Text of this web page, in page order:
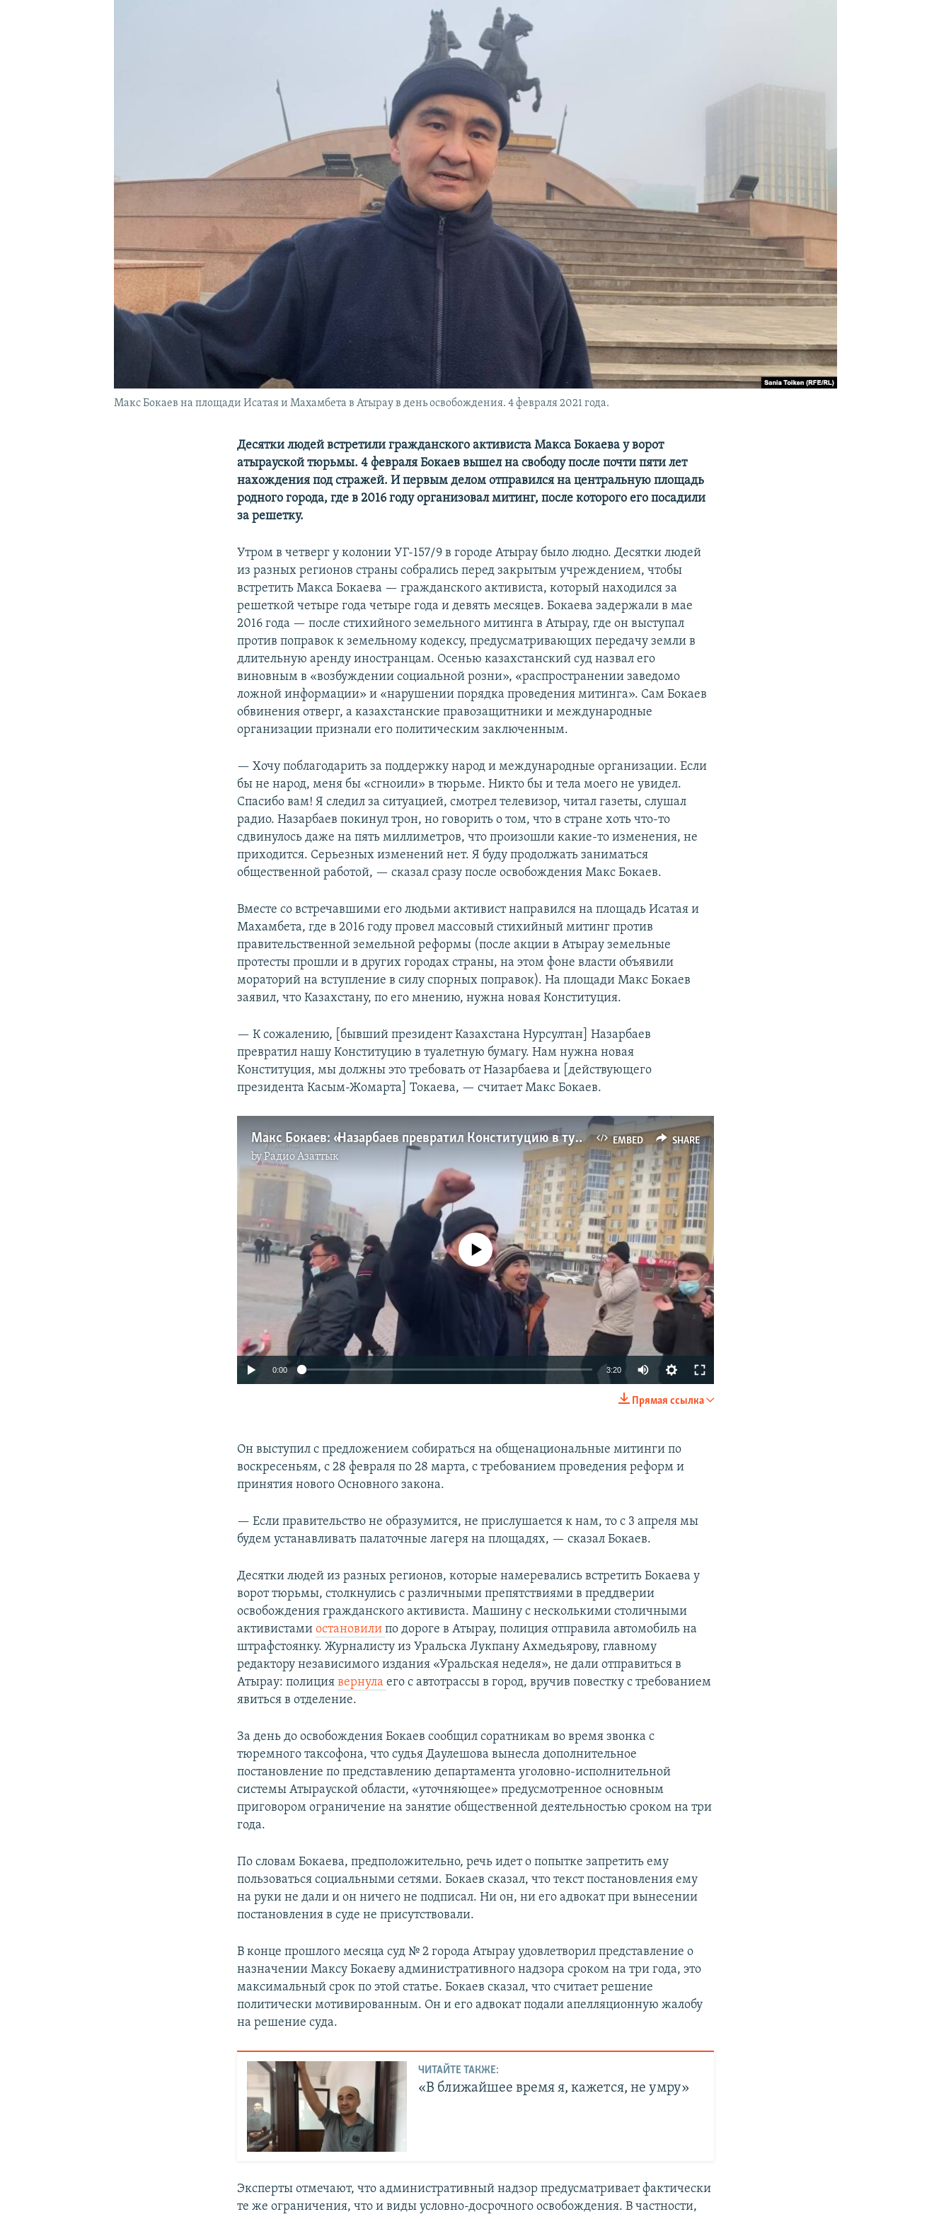
Макс Бокаев на площади Исатая и Махамбета в Атырау в день освобождения. 4 февраля 2021 года.
Десятки людей встретили гражданского активиста Макса Бокаева у ворот
атырауской тюрьмы. 4 февраля Бокаев вышел на свободу после почти пяти лет
нахождения под стражей. И первым делом отправился на центральную площадь
родного города, где в 2016 году организовал митинг, после которого его посадили
за решетку.
Утром в четверг у колонии УГ-157/9 в городе Атырау было людно. Десятки людей
из разных регионов страны собрались перед закрытым учреждением, чтобы
встретить Макса Бокаева — гражданского активиста, который находился за
решеткой четыре года четыре года и девять месяцев. Бокаева задержали в мае
2016 года — после стихийного земельного митинга в Атырау, где он выступал
против поправок к земельному кодексу, предусматривающих передачу земли в
длительную аренду иностранцам. Осенью казахстанский суд назвал его
виновным в «возбуждении социальной розни», «распространении заведомо
ложной информации» и «нарушении порядка проведения митинга». Сам Бокаев
обвинения отверг, а казахстанские правозащитники и международные
организации признали его политическим заключенным.
— Хочу поблагодарить за поддержку народ и международные организации. Если
бы не народ, меня бы «сгноили» в тюрьме. Никто бы и тела моего не увидел.
Спасибо вам! Я следил за ситуацией, смотрел телевизор, читал газеты, слушал
радио. Назарбаев покинул трон, но говорить о том, что в стране хоть что-то
сдвинулось даже на пять миллиметров, что произошли какие-то изменения, не
приходится. Серьезных изменений нет. Я буду продолжать заниматься
общественной работой, — сказал сразу после освобождения Макс Бокаев.
Вместе со встречавшими его людьми активист направился на площадь Исатая и
Махамбета, где в 2016 году провел массовый стихийный митинг против
правительственной земельной реформы (после акции в Атырау земельные
протесты прошли и в других городах страны, на этом фоне власти объявили
мораторий на вступление в силу спорных поправок). На площади Макс Бокаев
заявил, что Казахстану, по его мнению, нужна новая Конституция.
— К сожалению, [бывший президент Казахстана Нурсултан] Назарбаев
превратил нашу Конституцию в туалетную бумагу. Нам нужна новая
Конституция, мы должны это требовать от Назарбаева и [действующего
президента Касым-Жомарта] Токаева, — считает Макс Бокаев.
EMBED SHARE
Макс Бокаев: «Назарбаев превратил Конституцию в туалетную бумагу»
byРадио Азаттык
Auto 240p
720p 1080p
No media source currently available
0:00 3:20 Auto
720p
Прямая ссылка
Он выступил с предложением собираться на общенациональные митинги по
воскресеньям, с 28 февраля по 28 марта, с требованием проведения реформ и
принятия нового Основного закона.
— Если правительство не образумится, не прислушается к нам, то с 3 апреля мы
будем устанавливать палаточные лагеря на площадях, — сказал Бокаев.
Десятки людей из разных регионов, которые намеревались встретить Бокаева у
ворот тюрьмы, столкнулись с различными препятствиями в преддверии
освобождения гражданского активиста. Машину с несколькими столичными
активистамиостановилипо дороге в Атырау, полиция отправила автомобиль на
штрафстоянку. Журналисту из Уральска Лукпану Ахмедьярову, главному
редактору независимого издания «Уральская неделя», не дали отправиться в
Атырау: полициявернулаего с автотрассы в город, вручив повестку с требованием
явиться в отделение.
За день до освобождения Бокаев сообщил соратникам во время звонка с
тюремного таксофона, что судья Даулешова вынесла дополнительное
постановление по представлению департамента уголовно-исполнительной
системы Атырауской области, «уточняющее» предусмотренное основным
приговором ограничение на занятие общественной деятельностью сроком на три
года.
По словам Бокаева, предположительно, речь идет о попытке запретить ему
пользоваться социальными сетями. Бокаев сказал, что текст постановления ему
на руки не дали и он ничего не подписал. Ни он, ни его адвокат при вынесении
постановления в суде не присутствовали.
В конце прошлого месяца суд № 2 города Атырау удовлетворил представление о
назначении Максу Бокаеву административного надзора сроком на три года, это
максимальный срок по этой статье. Бокаев сказал, что считает решение
политически мотивированным. Он и его адвокат подали апелляционную жалобу
на решение суда.
ЧИТАЙТЕ ТАКЖЕ:
«В ближайшее время я, кажется, не умру»
Эксперты отмечают, что административный надзор предусматривает фактически
те же ограничения, что и виды условно-досрочного освобождения. В частности,